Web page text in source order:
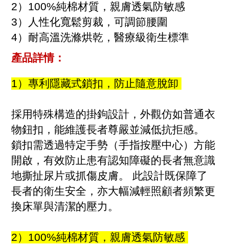
2）100%純棉材質，親膚透氣防敏感
3）人性化寬鬆剪裁，可調節腰圍
4）耐高溫洗滌烘乾，醫療級衛生標準
產品詳情：
1）專利隱藏式鎖扣，防止隨意脫卸
採用特殊構造的掛鉤設計，外觀仿如普通衣
物鈕扣，能維護長者尊嚴並減低抗拒感。
鎖扣需透過特定手勢（手指按壓中心）方能
開啟，有效防止患有認知障礙的長者無意識
地撕扯尿片或抓傷皮膚。 此設計既保障了
長者的衛生安全，亦大幅減輕照顧者頻繁更
換床單與清潔的壓力。
2）100%純棉材質，親膚透氣防敏感